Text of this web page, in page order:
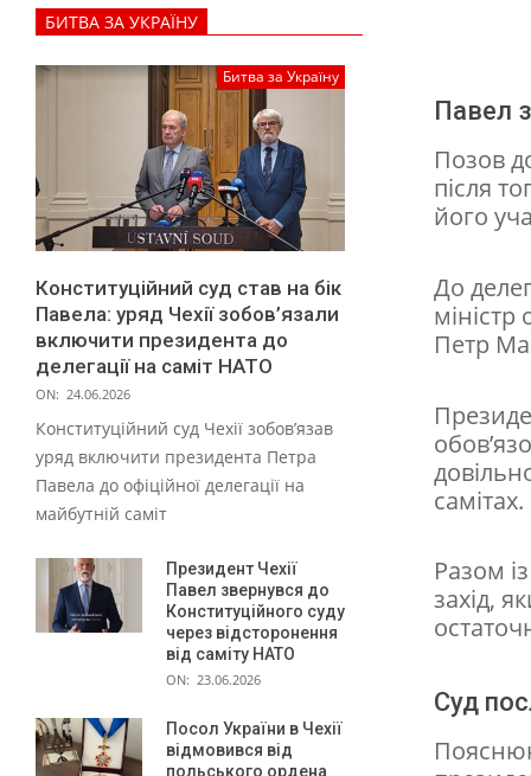
і
ї
з
о
о
в
я
з
а
и
в
к
ю
ч
Павел
Позов
після
його
До
Петр
самітах.
Разом
захід,
Суд
БИТВА ЗА УКРАЇНУ
Битва за Україну
Конституційний суд став на бік
Павела: уряд Чехії зобов’язали
включити президента до
делегації на саміт НАТО
ON: 24.06.2026
Конституційний суд Чехії зобов’язав
уряд включити президента Петра
Павела до офіційної делегації на
майбутній саміт
Президент Чехії
Павел звернувся до
Конституційного суду
через відсторонення
від саміту НАТО
ON: 23.06.2026
Посол України в Чехії
відмовився від
польського ордена